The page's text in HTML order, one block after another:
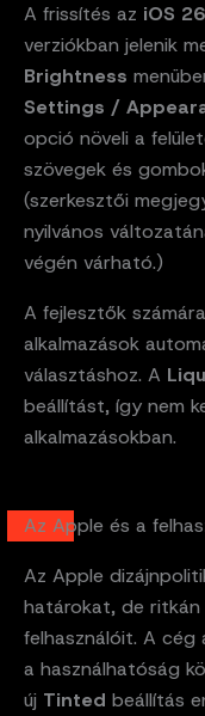
A frissítés az iOS
verziókban jelenik
Brightness
Settings /
opció növeli a
szövegek és
(szerkesztői
nyilvános
végén várható.)
A fejlesztők
alkalmazások
választáshoz. A
beállítást, így nem
alkalmazásokban.
Az Apple és a
Az Apple
határokat, de ritkán
felhasználóit. A cég
a használhatóság
új Tinted beállítás